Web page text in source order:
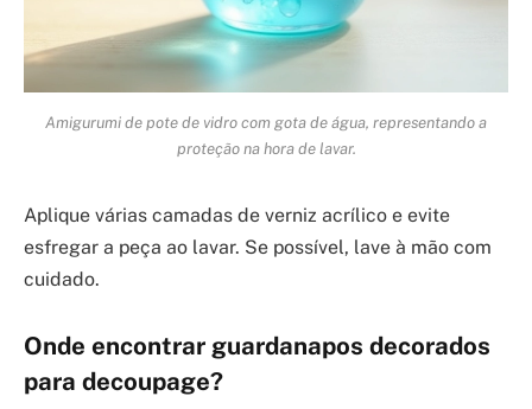
Amigurumi de pote de vidro com gota de água, representando a
proteção na hora de lavar.
Aplique várias camadas de verniz acrílico e evite
esfregar a peça ao lavar. Se possível, lave à mão com
cuidado.
Onde encontrar guardanapos decorados
para decoupage?